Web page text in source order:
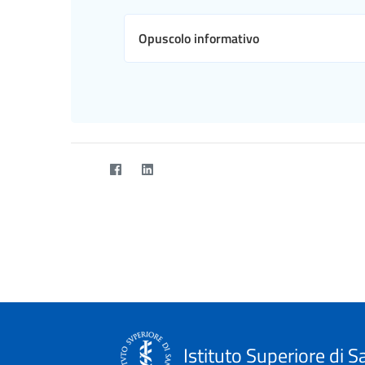
Opuscolo informativo
Istituto Superiore di